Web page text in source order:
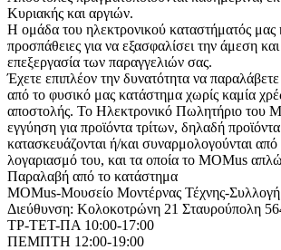
Κυριακής και αργιών.
Η ομάδα του ηλεκτρονικού καταστήματός μας
προσπάθειες για να εξασφαλίσει την άμεση
επεξεργασία των παραγγελιών σας.
Έχετε επιπλέον την δυνατότητα να παραλάβετε
από το φυσικό μας κατάστημα χωρίς καμία
αποστολής. Το Ηλεκτρονικό Πωλητήριο του
εγγύηση για προϊόντα τρίτων, δηλαδή
κατασκευάζονται ή/και συναρμολογούνται
λογαριασμό του, και τα οποία το MOMus
Παραλαβή από το κατάστημα
MOMus-Μουσείο Μοντέρνας Τέχνης-
Διεύθυνση: Κολοκοτρώνη 21 Σταυρούπολη
ΤΡ-ΤΕΤ-ΠΑ 10:00-17:00
ΠΕΜΠΤΗ 12:00-19:00